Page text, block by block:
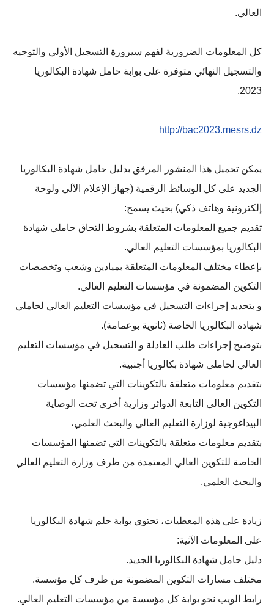
العالي.
كل المعلومات الضرورية لفهم سيرورة التسجيل الأولي والتوجيه
والتسجيل النهائي متوفرة على بوابة حامل شهادة البكالوريا
2023.
http://bac2023.mesrs.dz
يمكن تحميل هذا المنشور المرفق بدليل حامل شهادة البكالوريا
الجديد على كل الوسائط الرقمية (جهاز الإعلام الآلي ولوحة
إلكترونية وهاتف ذكي) بحيث يسمح:
تقديم جميع المعلومات المتعلقة بشروط التحاق حاملي شهادة
البكالوريا بمؤسسات التعليم العالي.
بإعطاء مختلف المعلومات المتعلقة بميادين وشعب وتخصصات
التكوين المضمونة في مؤسسات التعليم العالي.
و بتحديد إجراءات التسجيل في مؤسسات التعليم العالي لحاملي
شهادة البكالوريا الخاصة (ثانوية بوعمامة).
بتوضيح إجراءات طلب العادلة و التسجيل في مؤسسات التعليم
العالي لحاملي شهادة بكالوريا أجنبية.
بتقديم معلومات متعلقة بالتكوينات التي تضمنها مؤسسات
التكوين العالي التابعة الدوائر وزارية أخرى تحت الوصاية
البيداغوجية لوزارة التعليم العالي والبحث العلمي،
بتقديم معلومات متعلقة بالتكوينات التي تضمنها المؤسسات
الخاصة للتكوين العالي المعتمدة من طرف وزارة التعليم العالي
والبحث العلمي.
زيادة على هذه المعطيات، تحتوي بوابة حلم شهادة البكالوريا
على المعلومات الآتية:
دليل حامل شهادة البكالوريا الجديد.
مختلف مسارات التكوين المضمونة من طرف كل مؤسسة.
رابط الويب نحو بوابة كل مؤسسة من مؤسسات التعليم العالي.